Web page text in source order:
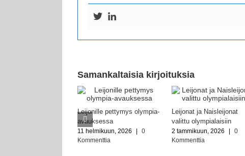
Samankaltaisia kirjoituksia
Leijonille pettymys olympia-
avauksessa
11 helmikuun, 2026
0
Kommenttia
Leijonat ja Naisleijonat
valittu olympialaisiin
2 tammikuun, 2026
0
Kommenttia